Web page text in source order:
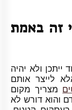
זה באמת
ולא יהיה
לייצר אותם
מצריך מקום
והוא דורש לא